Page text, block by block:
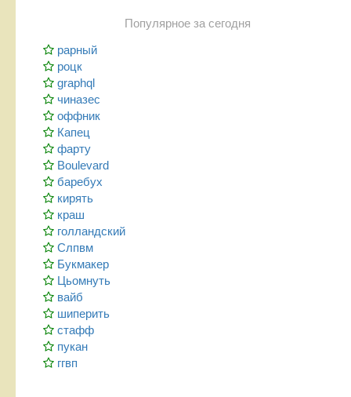
Популярное за сегодня
рарный
роцк
graphql
чиназес
оффник
Капец
фарту
Boulevard
баребух
кирять
краш
голландский
Слпвм
Букмакер
Цьомнуть
вайб
шиперить
стафф
пукан
ггвп